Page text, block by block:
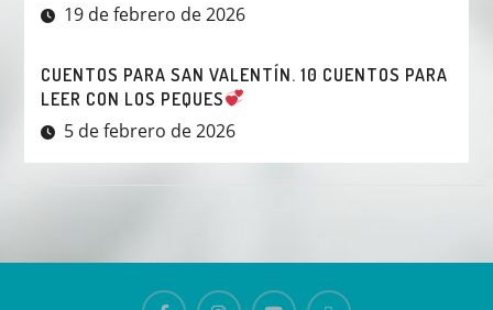
19 de febrero de 2026
CUENTOS PARA SAN VALENTÍN. 10 CUENTOS PARA
LEER CON LOS PEQUES
5 de febrero de 2026